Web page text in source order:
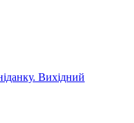
Вихідний